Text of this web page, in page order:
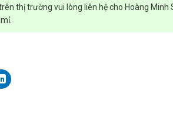
thị trường vui lòng liên hệ cho Hoàng Minh